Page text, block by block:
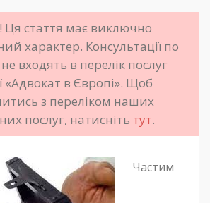
Ця стаття має виключно
характер. Консультації по
входять в перелік послуг
«Адвокат в Європі». Щоб
з переліком наших
послуг, натисніть тут.
Частим